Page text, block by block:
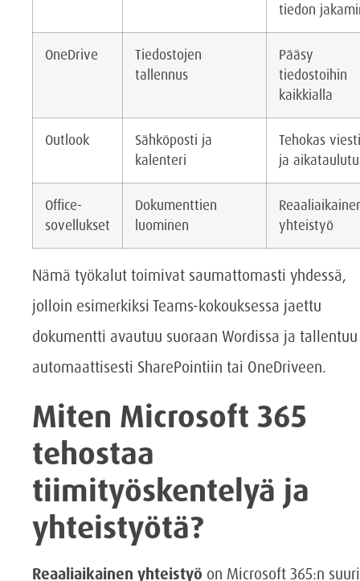
tiedon
OneDrive
Tiedostojen
tallennus
Pääsy
tiedostoihin
kaikkialla
Outlook
Sähköposti ja
kalenteri
Tehokas
ja
Office-
sovellukset
Dokumenttien
luominen
yhteistyö
Nämä työkalut toimivat saumattomasti yhdessä,
jolloin esimerkiksi Teams-kokouksessa jaettu
dokumentti avautuu suoraan Wordissa ja tallentuu
automaattisesti SharePointiin tai OneDriveen.
Miten Microsoft 365
tehostaa
tiimityöskentelyä ja
yhteistyötä?
Reaaliaikainen yhteistyö on Microsoft 365:n